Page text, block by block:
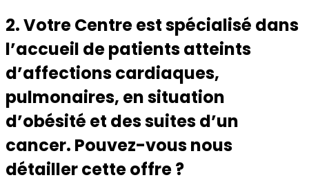
2. Votre Centre est spécialisé dans
l’accueil de patients atteints
d’affections cardiaques,
pulmonaires, en situation
d’obésité et des suites d’un
cancer. Pouvez-vous nous
détailler cette offre ?